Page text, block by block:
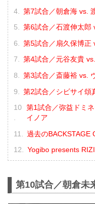
第7試合／朝倉海 vs.
第6試合／石渡伸太郎
第5試合／扇久保博正
第4試合／元谷友貴
第3試合／斎藤裕 vs.
第2試合／シビサイ頌
第1試合／弥益ドミ
イノア
過去のBACKSTAGE
Yogibo presents
第10試合／朝倉未